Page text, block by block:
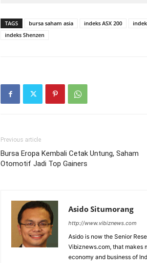
TAGS bursa saham asia indeks ASX 200
indeks Shenzen
Previous article
Bursa Eropa Kembali Cetak Untung, Saham
Otomotif Jadi Top Gainers
Asido Situmorang
http://www.vibiznews.com
Asido is now the Senior
Vibiznews.com, that makes
economy and business of